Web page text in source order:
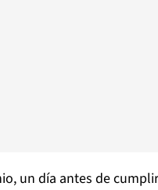
un día antes de